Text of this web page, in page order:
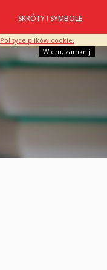
Polityce plików cookie.
Wiem, zamknij
SKRÓTY I SYMBOLE